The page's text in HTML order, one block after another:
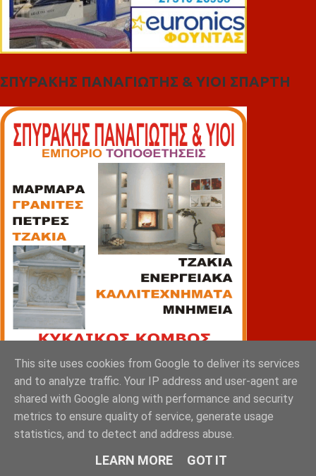
ΣΠΥΡΑΚΗΣ ΠΑΝΑΓΙΩΤΗΣ & YIOI ΣΠΑΡΤΗ
ΠΙΑΤΣΑ
This site uses cookies from Google to deliver its services
and to analyze traffic. Your IP address and user-agent are
shared with Google along with performance and security
metrics to ensure quality of service, generate usage
statistics, and to detect and address abuse.
LEARN MORE GOT IT